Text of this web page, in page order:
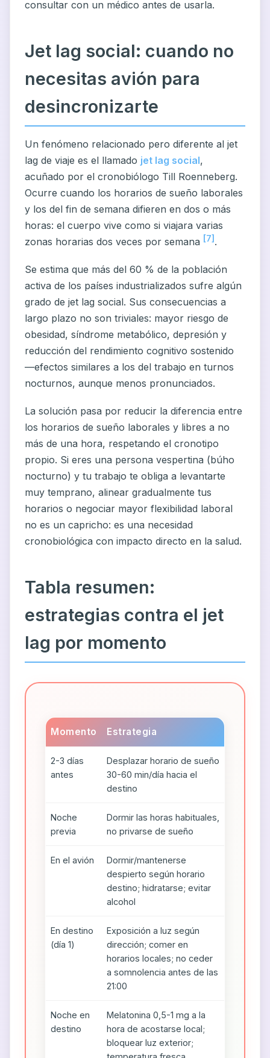
consultar con un médico antes de usarla.
Jet lag social: cuando no
necesitas avión para
desincronizarte
Un fenómeno relacionado pero diferente al jet
lag de viaje es el llamado jet lag social,
acuñado por el cronobiólogo Till Roenneberg.
Ocurre cuando los horarios de sueño laborales
y los del fin de semana difieren en dos o más
horas: el cuerpo vive como si viajara varias
zonas horarias dos veces por semana [7] .
Se estima que más del 60 % de la población
activa de los países industrializados sufre algún
grado de jet lag social. Sus consecuencias a
largo plazo no son triviales: mayor riesgo de
obesidad, síndrome metabólico, depresión y
reducción del rendimiento cognitivo sostenido
—efectos similares a los del trabajo en turnos
nocturnos, aunque menos pronunciados.
La solución pasa por reducir la diferencia entre
los horarios de sueño laborales y libres a no
más de una hora, respetando el cronotipo
propio. Si eres una persona vespertina (búho
nocturno) y tu trabajo te obliga a levantarte
muy temprano, alinear gradualmente tus
horarios o negociar mayor flexibilidad laboral
no es un capricho: es una necesidad
cronobiológica con impacto directo en la salud.
Tabla resumen:
estrategias contra el jet
lag por momento
Momento Estrategia
2-3 días
antes
Desplazar horario de sueño
30-60 min/día hacia el
destino
Noche
previa
Dormir las horas habituales,
no privarse de sueño
En el avión
Dormir/mantenerse
despierto según horario
destino; hidratarse; evitar
alcohol
En destino
(día 1)
Exposición a luz según
dirección; comer en
horarios locales; no ceder
a somnolencia antes de las
21:00
Noche en
destino
Melatonina 0,5-1 mg a la
hora de acostarse local;
bloquear luz exterior;